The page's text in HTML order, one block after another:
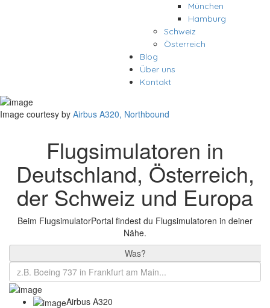
München
Hamburg
Schweiz
Österreich
Blog
Über uns
Kontakt
Image courtesy by Airbus A320, Northbound
Flugsimulatoren in
Deutschland, Österreich,
der Schweiz und Europa
Beim FlugsimulatorPortal findest du Flugsimulatoren in deiner
Nähe.
Was?
Airbus A320